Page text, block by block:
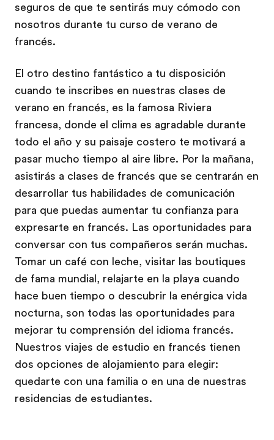
seguros de que te sentirás muy cómodo con
nosotros durante tu curso de verano de
francés.
El otro destino fantástico a tu disposición
cuando te inscribes en nuestras clases de
verano en francés, es la famosa Riviera
francesa, donde el clima es agradable durante
todo el año y su paisaje costero te motivará a
pasar mucho tiempo al aire libre. Por la mañana,
asistirás a clases de francés que se centrarán en
desarrollar tus habilidades de comunicación
para que puedas aumentar tu confianza para
expresarte en francés. Las oportunidades para
conversar con tus compañeros serán muchas.
Tomar un café con leche, visitar las boutiques
de fama mundial, relajarte en la playa cuando
hace buen tiempo o descubrir la enérgica vida
nocturna, son todas las oportunidades para
mejorar tu comprensión del idioma francés.
Nuestros viajes de estudio en francés tienen
dos opciones de alojamiento para elegir:
quedarte con una familia o en una de nuestras
residencias de estudiantes.